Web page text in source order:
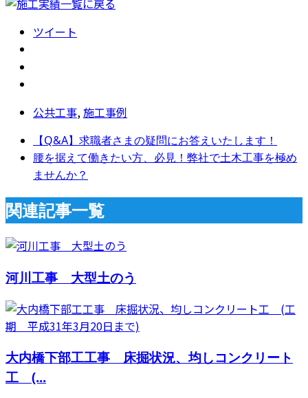
ツイート
公共工事,施工事例
【Q&A】求職者さまの疑問にお答えいたします！
腰を据えて働きたい方、必見！弊社で土木工事を極め
ませんか？
関連記事一覧
河川工事 大型土のう
大内橋下部工工事 床掘状況、均しコンクリート
工 (...